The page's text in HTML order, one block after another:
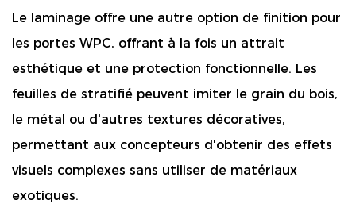
Le laminage offre une autre option de finition pour
les portes WPC, offrant à la fois un attrait
esthétique et une protection fonctionnelle. Les
feuilles de stratifié peuvent imiter le grain du bois,
le métal ou d'autres textures décoratives,
permettant aux concepteurs d'obtenir des effets
visuels complexes sans utiliser de matériaux
exotiques.